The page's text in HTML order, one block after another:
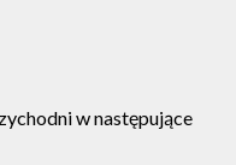
w następujące